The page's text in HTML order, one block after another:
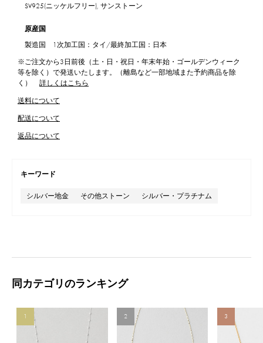
SV925(ニッケルフリー), サンストーン
原産国
製造国 1次加工国：タイ/最終加工国：日本
※ご注文から3日前後（土・日・祝日・年末年始・ゴールデンウィーク
等を除く）で発送いたします。（離島など一部地域また予約商品を除
く）
詳しくはこちら
送料について
配送について
返品について
キーワード
シルバー地金 その他ストーン シルバー・プラチナム
同カテゴリのランキング
1 2 3